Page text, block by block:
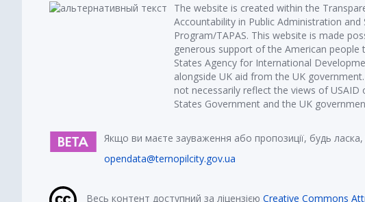
The website is created within the
Accountability in Public Administration and
Program/TAPAS. This website is made
generous support of the American people
States Agency for International
alongside UK aid from the UK
not necessarily reflect the views of USAID
States Government and the UK
Якщо ви маєте зауваження або пропозиції, будь
opendata@ternopilcity.gov.ua
Весь контент доступний за ліцензією Creative Commons